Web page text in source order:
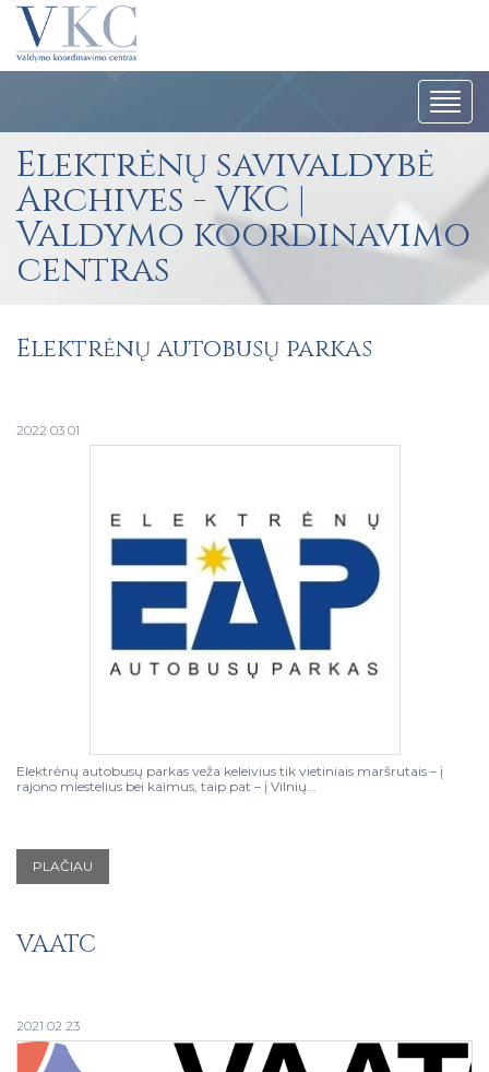
Elektrėnų savivaldybė
Archives - VKC |
Valdymo koordinavimo
centras
Elektrėnų autobusų parkas
2022 03 01
Elektrėnų autobusų parkas veža keleivius tik vietiniais maršrutais – į
rajono miestelius bei kaimus, taip pat – į Vilnių...
PLAČIAU
VAATC
2021 02 23